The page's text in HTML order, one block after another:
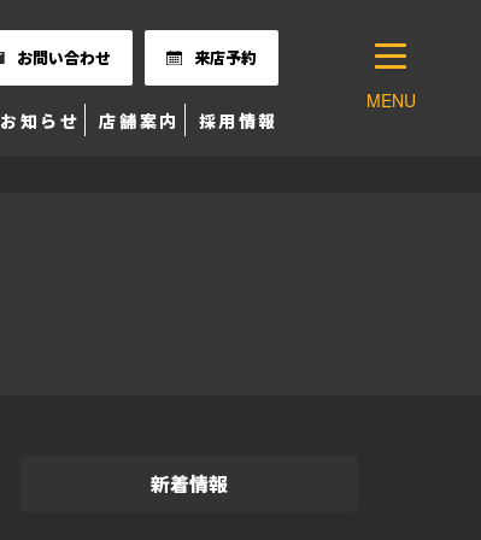
お問い合わせ 来店予約
お知らせ 店舗案内 採用情報
MENU
新着情報